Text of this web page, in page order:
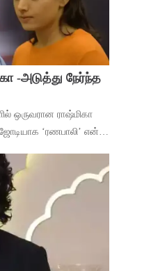
-அடுத்து நேர்ந்த
ஒருவரான ராஷ்மிகா
‘ரணபாலி’ என்ற